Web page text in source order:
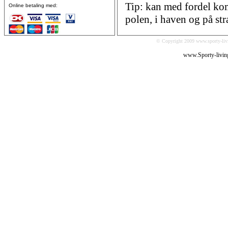
Online betaling med:
Tip: kan med fordel
polen, i haven og på
© Copyright 2009 www.sporty-
www.Sporty-